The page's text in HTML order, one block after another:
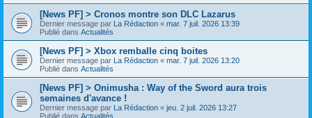
[News PF] > Cronos montre son DLC Lazarus
Dernier message par La Rédaction « mar. 7 juil. 2026 13:39
Publié dans Actualités
[News PF] > Xbox remballe cinq boites
Dernier message par La Rédaction « mar. 7 juil. 2026 13:20
Publié dans Actualités
[News PF] > Onimusha : Way of the Sword aura trois
semaines d'avance !
Dernier message par La Rédaction « jeu. 2 juil. 2026 13:27
Publié dans Actualités